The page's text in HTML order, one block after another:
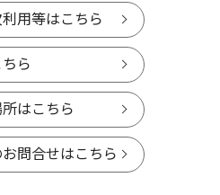
用等はこちら
ら
はこちら
問合せはこちら